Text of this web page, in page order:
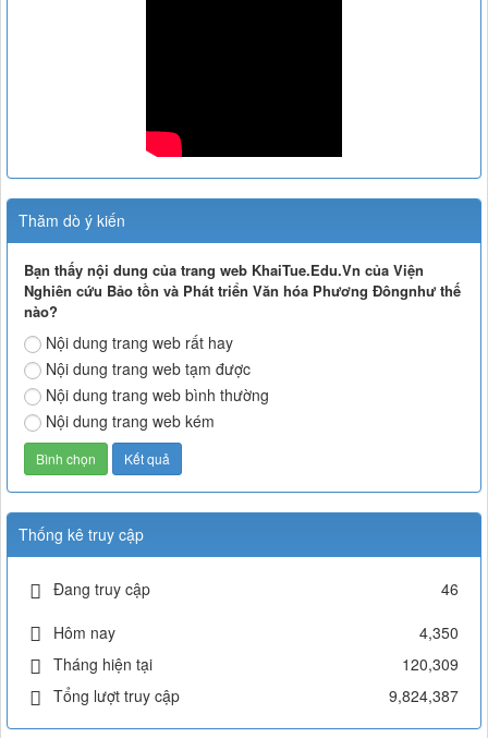
Thăm dò ý kiến
Bạn thấy nội dung của trang web KhaiTue.Edu.Vn của Viện
Nghiên cứu Bảo tồn và Phát triển Văn hóa Phương Đôngnhư thế
nào?
Nội dung trang web rất hay
Nội dung trang web tạm được
Nội dung trang web bình thường
Nội dung trang web kém
Thống kê truy cập
Đang truy cập
46
Hôm nay
4,350
Tháng hiện tại
120,309
Tổng lượt truy cập
9,824,387